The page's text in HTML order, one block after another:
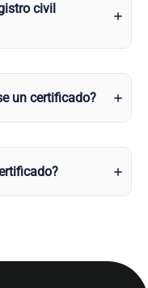
civil
un certificado?